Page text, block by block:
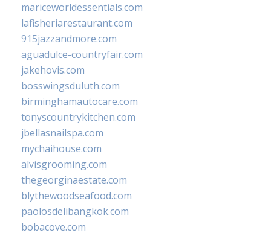
mariceworldessentials.com
lafisheriarestaurant.com
915jazzandmore.com
aguadulce-countryfair.com
jakehovis.com
bosswingsduluth.com
birminghamautocare.com
tonyscountrykitchen.com
jbellasnailspa.com
mychaihouse.com
alvisgrooming.com
thegeorginaestate.com
blythewoodseafood.com
paolosdelibangkok.com
bobacove.com